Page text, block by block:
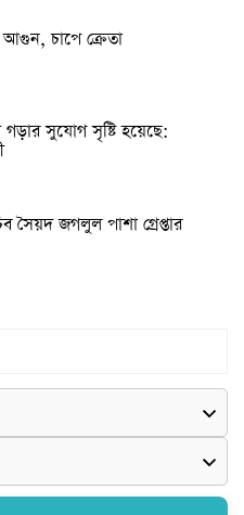
আগুন, চাপে ক্রেতা
সুযোগ সৃষ্টি হয়েছে:
সৈয়দ জগলুল পাশা গ্রেপ্তার